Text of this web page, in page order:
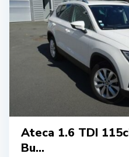
Ateca 1.6 TDI
Bu...